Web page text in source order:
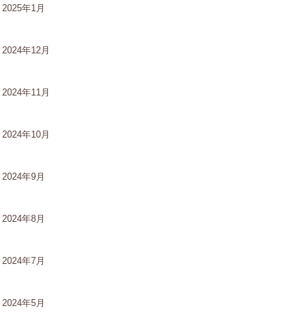
2025年1月
2024年12月
2024年11月
2024年10月
2024年9月
2024年8月
2024年7月
2024年5月